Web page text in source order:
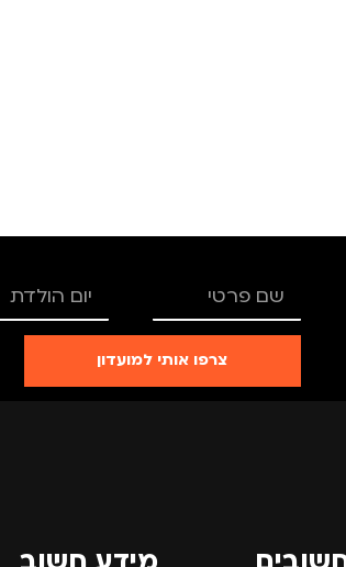
צרפו אותי למועדון